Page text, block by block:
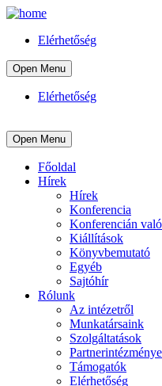
Elérhetőség
Open Menu
Elérhetőség
Open Menu
Főoldal
Hírek
Hírek
Konferencia
Konferencián
Kiállítások
Könyvbemutató
Egyéb
Sajtóhír
Rólunk
Az intézetről
Munkatársaink
Szolgáltatások
Támogatók
Elérhetőség